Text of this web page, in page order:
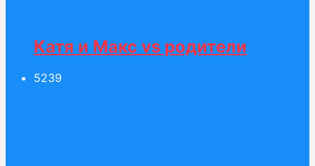
Катя и Макс vs родители
5239